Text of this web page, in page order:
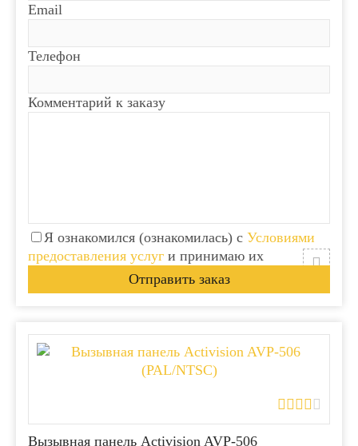
Email
Телефон
Комментарий к заказу
Я ознакомился (ознакомилась) с Условиями
предоставления услуг и принимаю их
Вызывная панель Activision AVP-506